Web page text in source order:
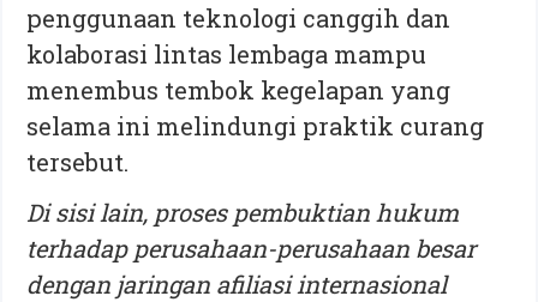
penggunaan teknologi canggih dan
kolaborasi lintas lembaga mampu
menembus tembok kegelapan yang
selama ini melindungi praktik curang
tersebut.
Di sisi lain, proses pembuktian hukum
terhadap perusahaan-perusahaan besar
dengan jaringan afiliasi internasional